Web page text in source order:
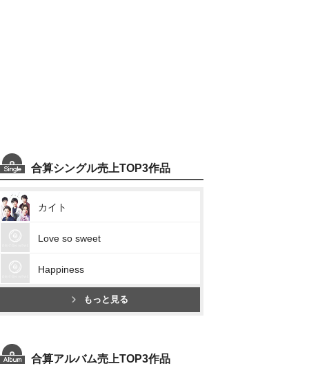
合算シングル売上TOP3作品
カイト
Love so sweet
Happiness
もっと見る
合算アルバム売上TOP3作品